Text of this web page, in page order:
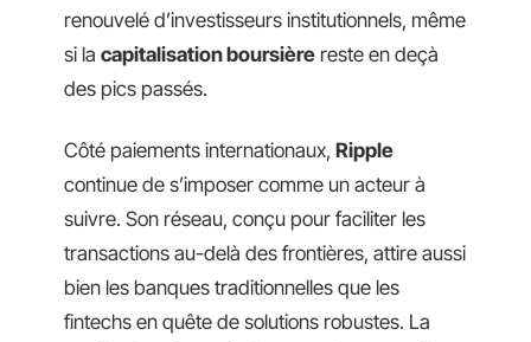
renouvelé d’investisseurs institutionnels, même
si la capitalisation boursière reste en deçà
des pics passés.
Côté paiements internationaux, Ripple
continue de s’imposer comme un acteur à
suivre. Son réseau, conçu pour faciliter les
transactions au-delà des frontières, attire aussi
bien les banques traditionnelles que les
fintechs en quête de solutions robustes. La